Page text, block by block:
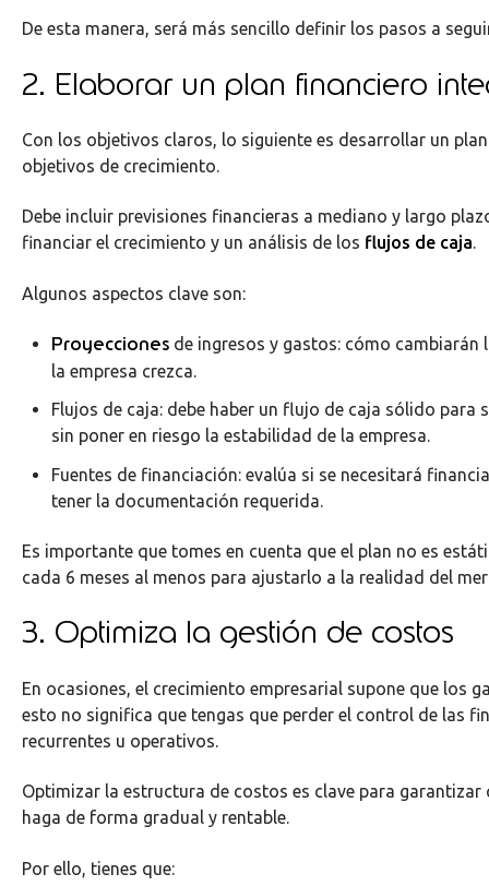
De esta manera, será más sencillo definir los pasos a
2. Elaborar un plan financiero
Con los objetivos claros, lo siguiente es desarrollar un
objetivos de crecimiento.
Debe incluir previsiones financieras a mediano y largo
financiar el crecimiento y un análisis de los flujos de caja.
Algunos aspectos clave son:
Proyecciones de ingresos y gastos: cómo cambiarán
la empresa crezca.
Flujos de caja: debe haber un flujo de caja sólido para
sin poner en riesgo la estabilidad de la empresa.
Fuentes de financiación: evalúa si se necesitará
tener la documentación requerida.
Es importante que tomes en cuenta que el plan no es
cada 6 meses al menos para ajustarlo a la realidad del
3. Optimiza la gestión de costos
En ocasiones, el crecimiento empresarial supone que los
esto no significa que tengas que perder el control de las
recurrentes u operativos.
Optimizar la estructura de costos es clave para garantizar
haga de forma gradual y rentable.
Por ello, tienes que: